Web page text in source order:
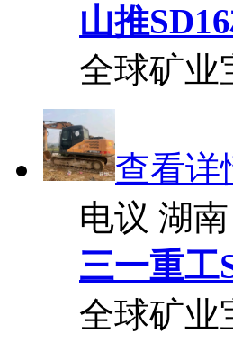
山推
全球矿业
查看详
电议 湖南
三一重工
全球矿业